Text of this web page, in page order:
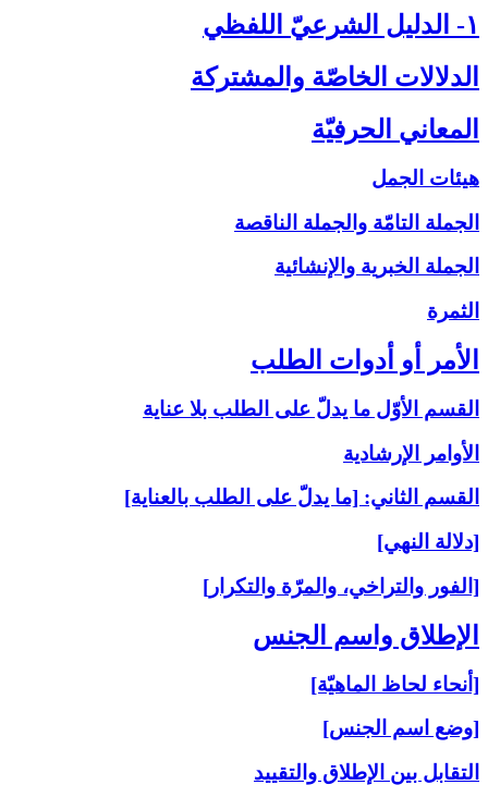
۱- الدليل الشرعيّ اللفظي‏
الدلالات الخاصّة والمشتركة
المعاني الحرفيّة
هيئات الجمل
الجملة التامّة والجملة الناقصة
الجملة الخبرية والإنشائية
الثمرة
الأمر أو أدوات الطلب‏
القسم الأوّل ما يدلّ على الطلب بلا عناية
الأوامر الإرشادية
القسم الثاني: [ما يدلّ على الطلب بالعناية]
[دلالة النهي]
[الفور والتراخي، والمرّة والتكرار]
الإطلاق واسم الجنس‏
[أنحاء لحاظ الماهيّة]
[وضع اسم الجنس]
التقابل بين الإطلاق والتقييد